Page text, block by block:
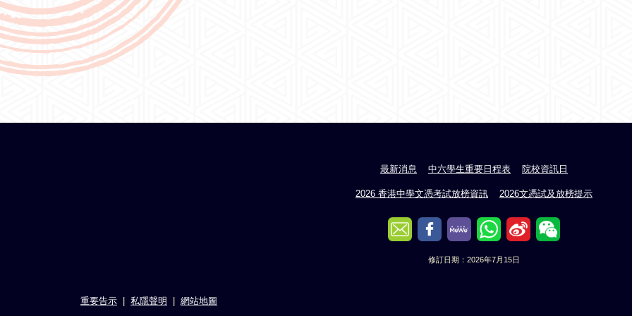
最新消息 中六學生重要日程表 院校資訊日
2026 香港中學文憑考試放榜資訊 2026文憑試及放榜提示
修訂日期：2026年7月15日
重要告示 私隱聲明 網站地圖